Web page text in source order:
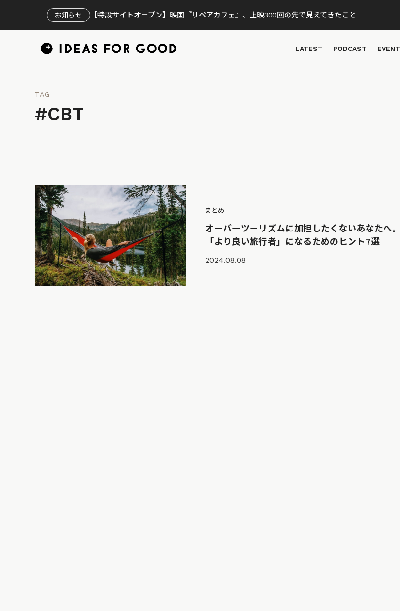
お知らせ 【特設サイトオープン】映画『リペアカフェ』、上映300回の先で見えてきたこと
LATEST PODCAST EVENT
TAG
#CBT
まとめ
オーバーツーリズムに加担したくないあなたへ。
「より良い旅行者」になるためのヒント7選
2024.08.08